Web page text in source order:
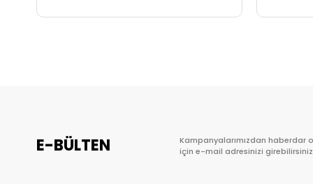
E-BÜLTEN
Kampanyalarımızdan haberdar
için e-mail adresinizi